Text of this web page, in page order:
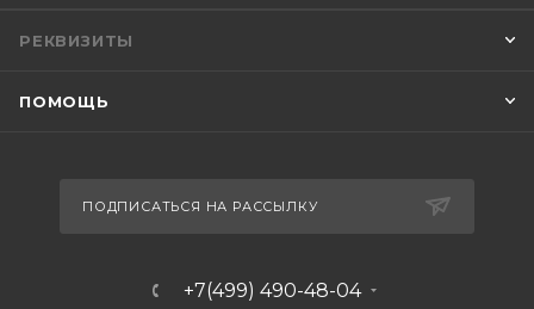
РЕКВИЗИТЫ
ПОМОЩЬ
ПОДПИСАТЬСЯ НА РАССЫЛКУ
+7(499) 490-48-04